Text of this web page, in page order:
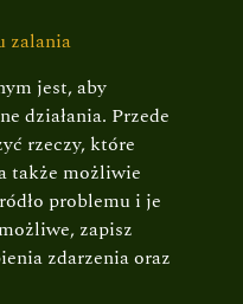
zalania
jest, aby
działania. Przede
rzeczy, które
także możliwie
problemu i je
zapisz
zdarzenia oraz